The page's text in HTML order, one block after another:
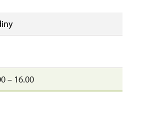
– 16.00